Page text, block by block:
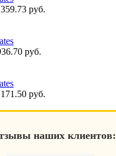
руб.
руб.
руб.
наших клиентов: